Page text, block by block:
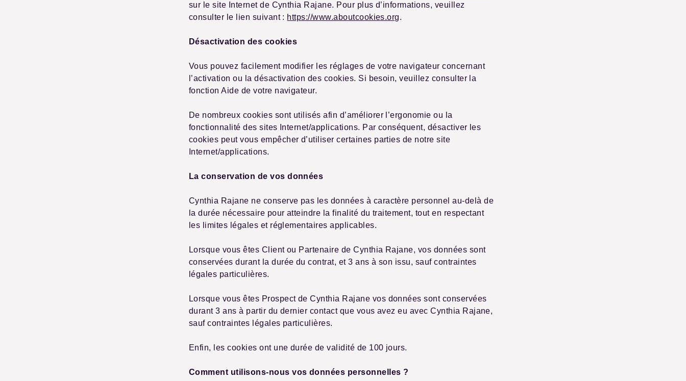
sur le site Internet de Cynthia Rajane. Pour plus d’informations, veuillez
consulter le lien suivant : https://www.aboutcookies.org.
Désactivation des cookies
Vous pouvez facilement modifier les réglages de votre navigateur concernant
l’activation ou la désactivation des cookies. Si besoin, veuillez consulter la
fonction Aide de votre navigateur.
De nombreux cookies sont utilisés afin d’améliorer l’ergonomie ou la
fonctionnalité des sites Internet/applications. Par conséquent, désactiver les
cookies peut vous empêcher d’utiliser certaines parties de notre site
Internet/applications.
La conservation de vos données
Cynthia Rajane ne conserve pas les données à caractère personnel au-delà de
la durée nécessaire pour atteindre la finalité du traitement, tout en respectant
les limites légales et réglementaires applicables.
Lorsque vous êtes Client ou Partenaire de Cynthia Rajane, vos données sont
conservées durant la durée du contrat, et 3 ans à son issu, sauf contraintes
légales particulières.
Lorsque vous êtes Prospect de Cynthia Rajane vos données sont conservées
durant 3 ans à partir du dernier contact que vous avez eu avec Cynthia Rajane,
sauf contraintes légales particulières.
Enfin, les cookies ont une durée de validité de 100 jours.
Comment utilisons-nous vos données personnelles ?